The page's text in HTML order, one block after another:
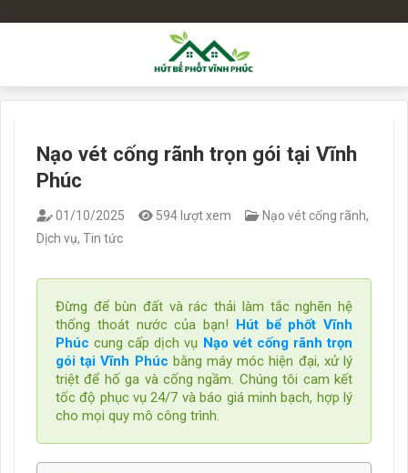
Nạo vét cống rãnh trọn gói tại Vĩnh
Phúc
01/10/2025 594 lượt xem Nạo vét cống rãnh,
Dịch vụ, Tin tức
Đừng để bùn đất và rác thải làm tắc nghẽn hệ
thống thoát nước của bạn! Hút bể phốt Vĩnh
Phúc cung cấp dịch vụ Nạo vét cống rãnh trọn
gói tại Vĩnh Phúc bằng máy móc hiện đại, xử lý
triệt để hố ga và cống ngầm. Chúng tôi cam kết
tốc độ phục vụ 24/7 và báo giá minh bạch, hợp lý
cho mọi quy mô công trình.